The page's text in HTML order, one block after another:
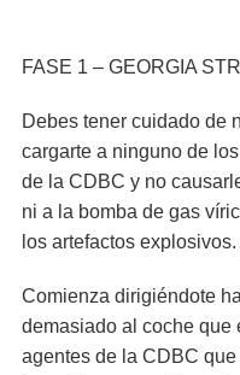
FASE 1 – GEORGIA
Debes tener cuidado de
cargarte a ninguno de
de la CDBC y no
ni a la bomba de gas
los artefactos explosivos.
Comienza dirigiéndote
demasiado al coche que
agentes de la CDBC